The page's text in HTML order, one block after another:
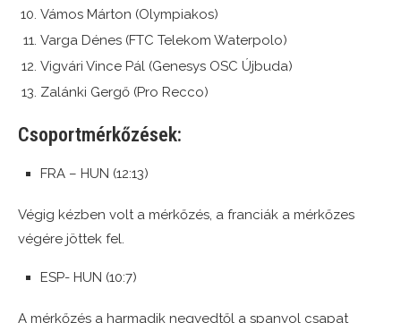
Vámos Márton (Olympiakos)
Varga Dénes (FTC Telekom Waterpolo)
Vigvári Vince Pál (Genesys OSC Újbuda)
Zalánki Gergő (Pro Recco)
Csoportmérkőzések:
FRA – HUN (12:13)
Végig kézben volt a mérkőzés, a franciák a mérkőzes
végére jöttek fel.
ESP- HUN (10:7)
A mérkőzés a harmadik negyedtől a spanyol csapat